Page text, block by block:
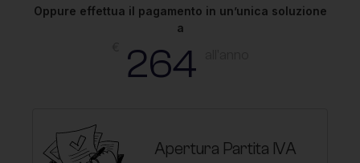
Oppure effettua il pagamento in un’unica soluzione
a
264
Apertura Partita IVA